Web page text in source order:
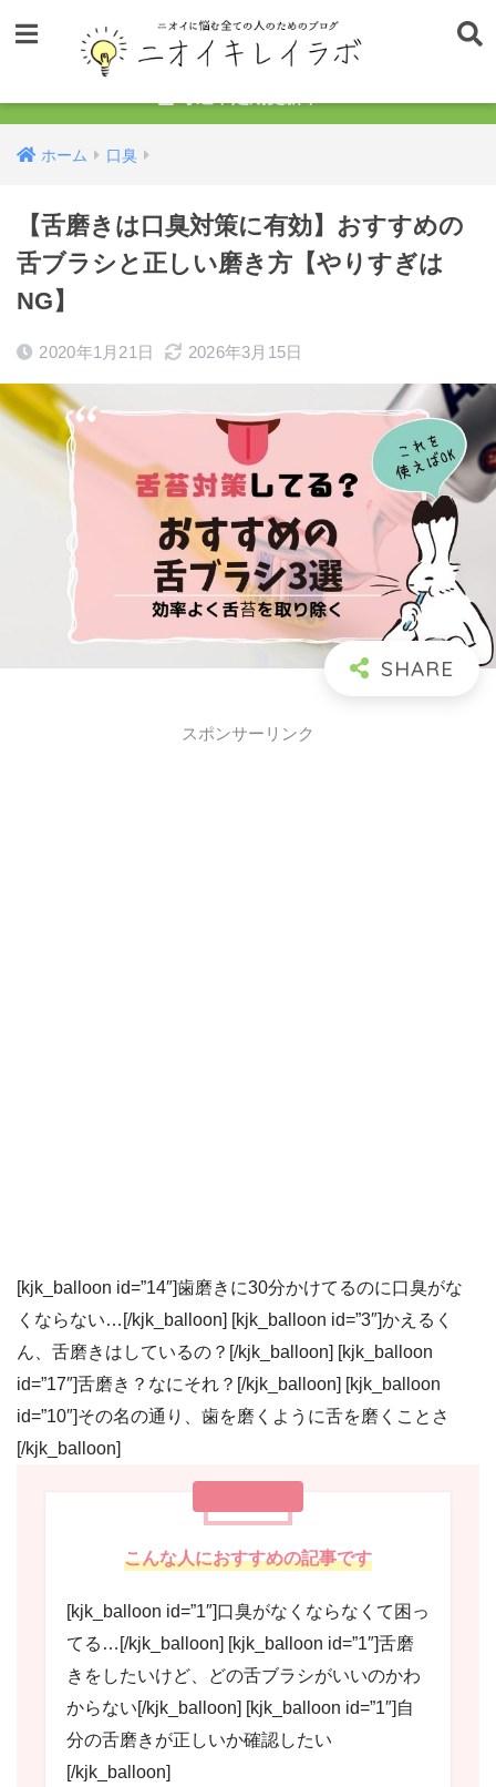
ホーム 口臭
【舌磨きは口臭対策に有効】おすすめの
舌ブラシと正しい磨き方【やりすぎは
NG】
2020年1月21日 2026年3月15日
スポンサーリンク
[kjk_balloon id=”14″]歯磨きに30分かけてるのに口臭がな
くならない…[/kjk_balloon] [kjk_balloon id=”3″]かえるく
ん、舌磨きはしているの？[/kjk_balloon] [kjk_balloon
id=”17″]舌磨き？なにそれ？[/kjk_balloon] [kjk_balloon
id=”10″]その名の通り、歯を磨くように舌を磨くことさ
[/kjk_balloon]
こんな人におすすめの記事です
[kjk_balloon id=”1″]口臭がなくならなくて困っ
てる…[/kjk_balloon] [kjk_balloon id=”1″]舌磨
きをしたいけど、どの舌ブラシがいいのかわ
からない[/kjk_balloon] [kjk_balloon id=”1″]自
分の舌磨きが正しいか確認したい
[/kjk_balloon]